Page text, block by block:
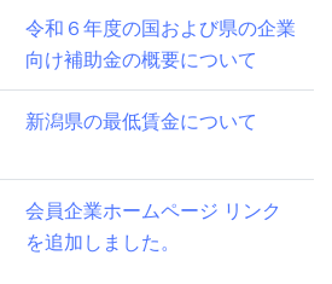
令和６年度の国および県の企業
向け補助金の概要について
新潟県の最低賃金について
会員企業ホームページ リンク
を追加しました。